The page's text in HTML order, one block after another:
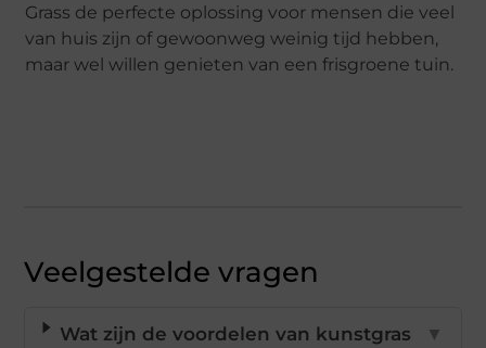
Grass de perfecte oplossing voor mensen die veel
van huis zijn of gewoonweg weinig tijd hebben,
maar wel willen genieten van een frisgroene tuin.
Veelgestelde vragen
Wat zijn de voordelen van kunstgras
▼